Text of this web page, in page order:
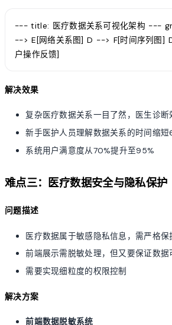
--- title: 医疗数据关系可视化架构 ---
--> E[网络关系图] D --> F[时间序列图
户操作反馈]
解决效果
复杂医疗数据关系一目了然，医生诊
新手医护人员理解数据关系的时间缩短
系统用户满意度从70%提升至95%
难点三：医疗数据安全与隐私保护
问题描述
医疗数据属于敏感隐私信息，需严格保
前端展示需脱敏处理，但又要保证数据
需要实现细粒度的权限控制
解决方案
前端数据脱敏系统